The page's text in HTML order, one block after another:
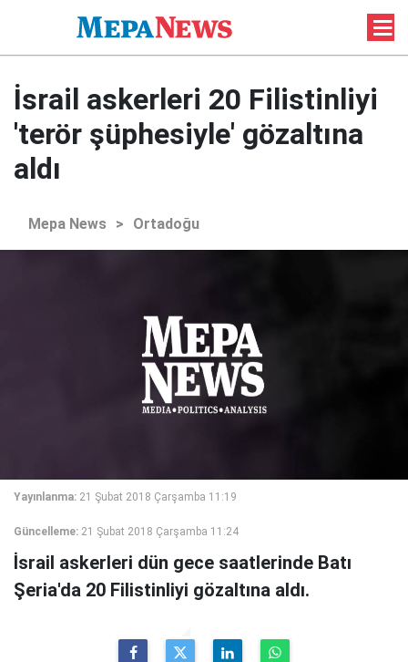
İsrail askerleri 20 Filistinliyi
'terör şüphesiyle' gözaltına
aldı
Mepa News > Ortadoğu
Yayınlanma: 21 Şubat 2018 Çarşamba 11:19
Güncelleme: 21 Şubat 2018 Çarşamba 11:24
İsrail askerleri dün gece saatlerinde Batı
Şeria'da 20 Filistinliyi gözaltına aldı.